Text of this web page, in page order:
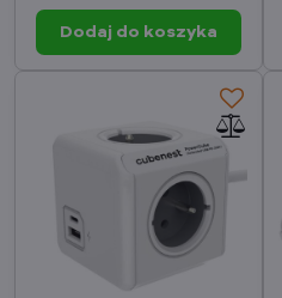
Dodaj do koszyka